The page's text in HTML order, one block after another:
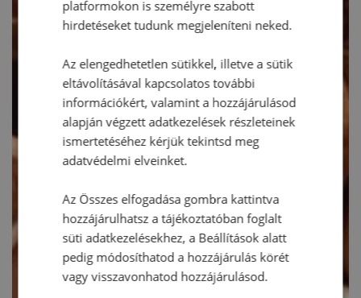
platformokon is személyre szabott
hirdetéseket tudunk megjeleníteni neked.
Az elengedhetetlen sütikkel, illetve a sütik
eltávolításával kapcsolatos további
információkért, valamint a hozzájárulásod
alapján végzett adatkezelések részleteinek
ismertetéséhez kérjük tekintsd meg
adatvédelmi elveinket.
Az Összes elfogadása gombra kattintva
hozzájárulhatsz a tájékoztatóban foglalt
süti adatkezelésekhez, a Beállítások alatt
pedig módosíthatod a hozzájárulás körét
vagy visszavonhatod hozzájárulásod.